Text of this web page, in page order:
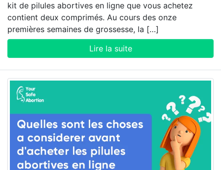
kit de pilules abortives en ligne que vous achetez
contient deux comprimés. Au cours des onze
premières semaines de grossesse, la […]
Lire la suite